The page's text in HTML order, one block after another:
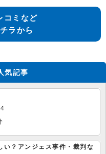
コミなど
ラから
気記事
い？アンジェス事件・裁判な